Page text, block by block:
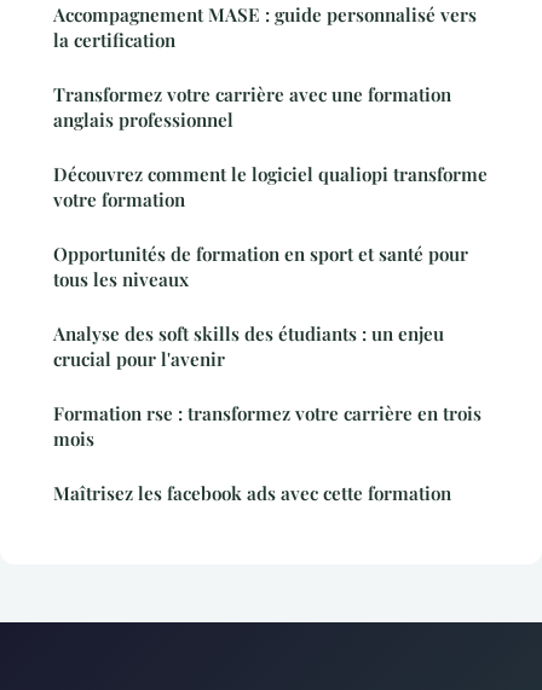
Accompagnement MASE : guide personnalisé vers
la certification
Transformez votre carrière avec une formation
anglais professionnel
Découvrez comment le logiciel qualiopi transforme
votre formation
Opportunités de formation en sport et santé pour
tous les niveaux
Analyse des soft skills des étudiants : un enjeu
crucial pour l'avenir
Formation rse : transformez votre carrière en trois
mois
Maîtrisez les facebook ads avec cette formation